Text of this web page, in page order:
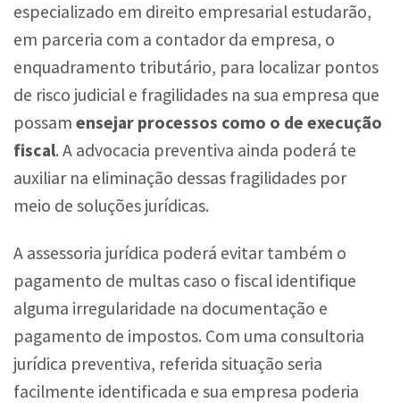
especializado em direito empresarial estudarão,
em parceria com a contador da empresa, o
enquadramento tributário, para localizar pontos
de risco judicial e fragilidades na sua empresa que
possam ensejar processos como o de execução
fiscal. A advocacia preventiva ainda poderá te
auxiliar na eliminação dessas fragilidades por
meio de soluções jurídicas.
A assessoria jurídica poderá evitar também o
pagamento de multas caso o fiscal identifique
alguma irregularidade na documentação e
pagamento de impostos. Com uma consultoria
jurídica preventiva, referida situação seria
facilmente identificada e sua empresa poderia